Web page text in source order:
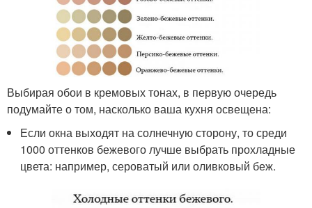
Выбирая обои в кремовых тонах, в первую очередь
подумайте о том, насколько ваша кухня освещена:
Если окна выходят на солнечную сторону, то среди
1000 оттенков бежевого лучше выбрать прохладные
цвета: например, сероватый или оливковый беж.